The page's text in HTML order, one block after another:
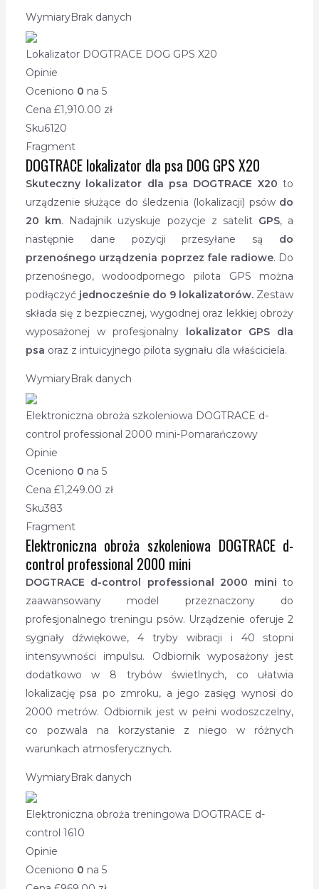
WymiaryBrak danych
Lokalizator DOGTRACE DOG GPS X20
Opinie
Oceniono 0 na 5
Cena £1,910.00 zł
Sku6120
Fragment
DOGTRACE lokalizator dla psa DOG GPS X20
Skuteczny lokalizator dla psa DOGTRACE X20to
urządzenie służące do śledzenia (lokalizacji) psów do
20 km. Nadajnik uzyskuje pozycje z satelit GPS, a
następnie dane pozycji przesyłane są do
przenośnego urządzenia poprzez fale radiowe. Do
przenośnego, wodoodpornego pilota GPS można
podłączyć jednocześnie do 9 lokalizatorów. Zestaw
składa się z bezpiecznej, wygodnej oraz lekkiej obroży
wyposażonej w profesjonalny
lokalizator GPS dla
psa oraz z intuicyjnego pilota sygnału dla właściciela.
WymiaryBrak danych
Elektroniczna obroża szkoleniowa DOGTRACE d-
control professional 2000 mini-Pomarańczowy
Opinie
Oceniono 0 na 5
Cena £1,249.00 zł
Sku383
Fragment
Elektroniczna obroża szkoleniowa DOGTRACE d-
control professional 2000 mini
DOGTRACE d-control professional 2000 mini to
zaawansowany model przeznaczony do
profesjonalnego treningu psów. Urządzenie oferuje 2
sygnały dźwiękowe, 4 tryby wibracji i 40 stopni
intensywności impulsu. Odbiornik wyposażony jest
dodatkowo w 8 trybów świetlnych, co ułatwia
lokalizację psa po zmroku, a jego zasięg wynosi do
2000 metrów. Odbiornik jest w pełni wodoszczelny,
co pozwala na korzystanie z niego w różnych
warunkach atmosferycznych.
WymiaryBrak danych
Elektroniczna obroża treningowa DOGTRACE d-
control 1610
Opinie
Oceniono 0 na 5